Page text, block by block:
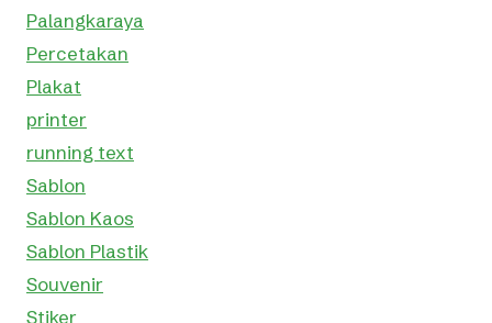
Palangkaraya
Percetakan
Plakat
printer
running text
Sablon
Sablon Kaos
Sablon Plastik
Souvenir
Stiker